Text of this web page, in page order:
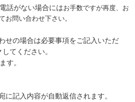
話がない場合にはお手数ですが再度、お
お問い合わせ下さい。
せの場合は必要事項をご記入いただ
てください。
す。
に記入内容が自動返信されます。